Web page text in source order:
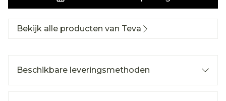
Bekijk alle producten van Teva
Beschikbare leveringsmethoden